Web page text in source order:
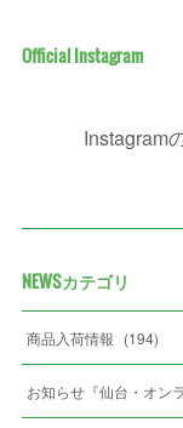
Official Instagram
Instagram
NEWSカテゴリ
商品入荷情報 (194)
お知らせ『仙台・オン